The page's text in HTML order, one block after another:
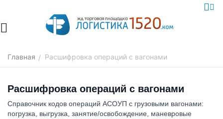
Главная / Расшифровка операций с вагонами
Расшифровка операций с вагонами
Справочник кодов операций АСОУП с грузовыми вагонами:
погрузка, выгрузка, занятие/освобождение, маневровые